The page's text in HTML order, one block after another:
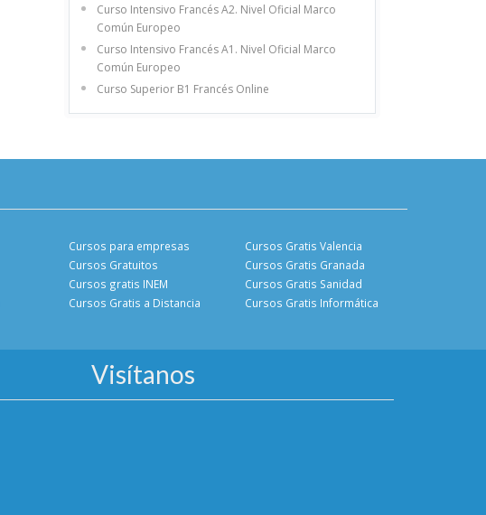
Curso Intensivo Francés A2. Nivel Oficial Marco
Común Europeo
Curso Intensivo Francés A1. Nivel Oficial Marco
Común Europeo
Curso Superior B1 Francés Online
Cursos para empresas
Cursos Gratuitos
Cursos gratis INEM
Cursos Gratis a Distancia
Cursos Gratis Valencia
Cursos Gratis Granada
Cursos Gratis Sanidad
Cursos Gratis Informática
Visítanos